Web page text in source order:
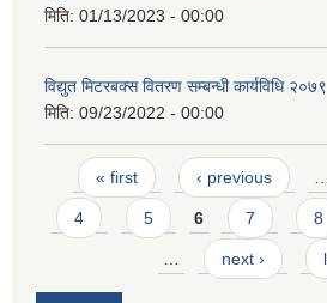
मिति: 01/13/2023 - 00:00
विद्युत मिटरबक्स वितरण सम्बन्धी कार्यविधि २०७९
मिति: 09/23/2022 - 00:00
Pages
« first ‹ previous
4 5 6 7 8
next ›